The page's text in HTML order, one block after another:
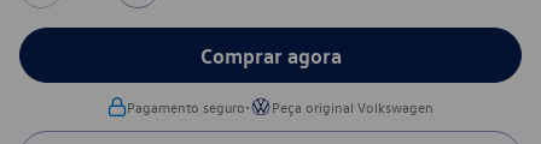
Comprar agora
Pagamento seguro• Peça original Volkswagen